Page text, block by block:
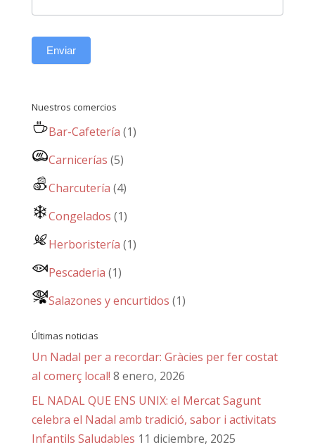
Enviar
Nuestros comercios
Bar-Cafetería (1)
Carnicerías (5)
Charcutería (4)
Congelados (1)
Herboristería (1)
Pescaderia (1)
Salazones y encurtidos (1)
Últimas noticias
Un Nadal per a recordar: Gràcies per fer costat
al comerç local! 8 enero, 2026
EL NADAL QUE ENS UNIX: el Mercat Sagunt
celebra el Nadal amb tradició, sabor i activitats
Infantils Saludables 11 diciembre, 2025